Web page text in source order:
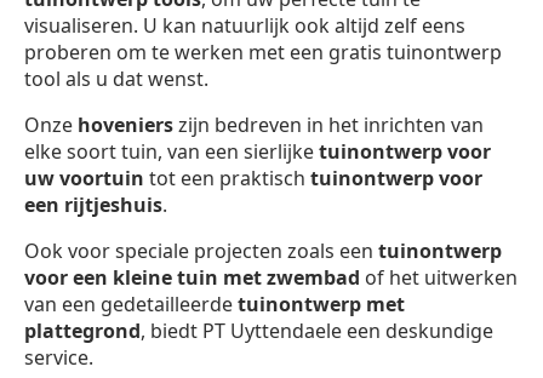
visualiseren. U kan natuurlijk ook altijd zelf eens
proberen om te werken met een gratis tuinontwerp
tool als u dat wenst.
Onze hovenierszijn bedreven in het inrichten van
elke soort tuin, van een sierlijketuinontwerp voor
uw voortuin tot een praktisch tuinontwerp voor
een rijtjeshuis.
Ook voor speciale projecten zoals een tuinontwerp
voor een kleine tuin met zwembad of het uitwerken
van een gedetailleerdetuinontwerp met
plattegrond, biedt PT Uyttendaele een deskundige
service.